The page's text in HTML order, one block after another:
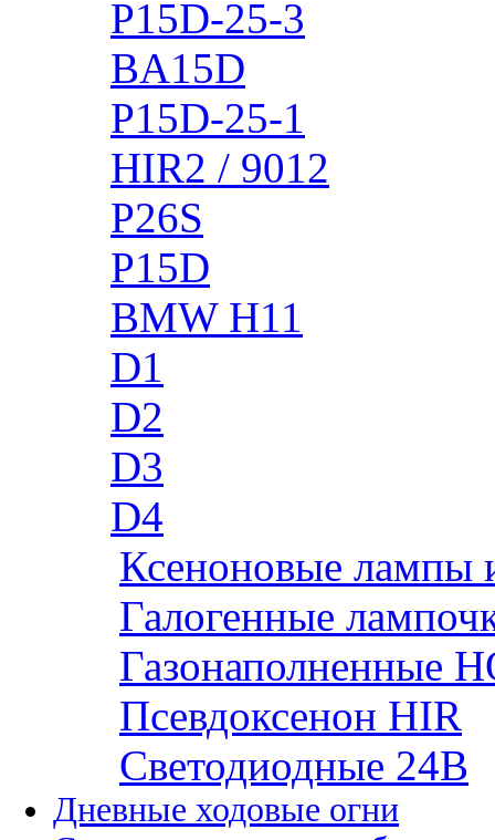
P15D-25-3
BA15D
P15D-25-1
HIR2 / 9012
P26S
P15D
BMW H11
D1
D2
D3
D4
Ксеноновые лампы
Галогенные
Газонаполненные
Псевдоксенон HIR
Cветодиодные 24B
Дневные ходовые огни